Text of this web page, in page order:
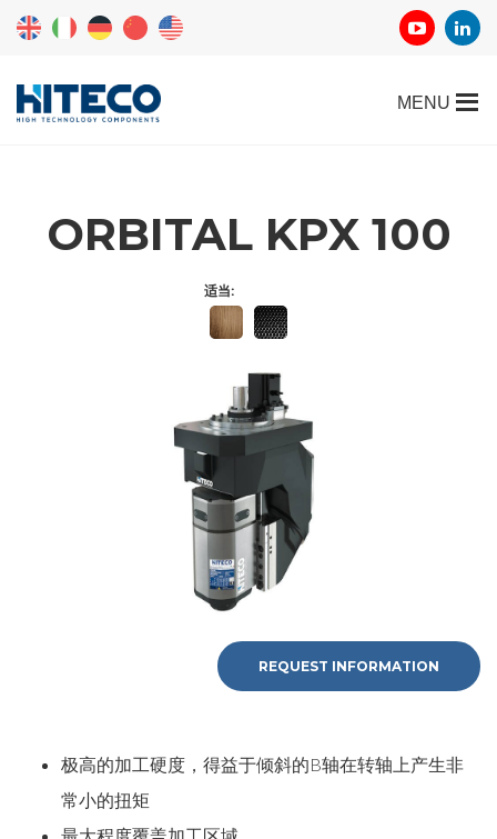
ORBITAL KPX 100
适当:
REQUEST INFORMATION
极高的加工硬度，得益于倾斜的B轴在转轴上产生非
常小的扭矩
最大程度覆盖加工区域